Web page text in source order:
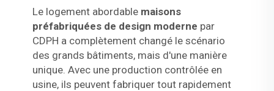
Le logement abordable maisons
préfabriquées de design moderne par
CDPH a complètement changé le scénario
des grands bâtiments, mais d'une manière
unique. Avec une production contrôlée en
usine, ils peuvent fabriquer tout rapidement